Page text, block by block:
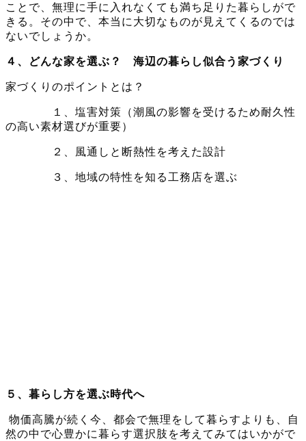
ことで、無理に手に入れなくても満ち足りた暮らしがで
きる。その中で、本当に大切なものが見えてくるのでは
ないでしょうか。
４、どんな家を選ぶ？ 海辺の暮らし似合う家づくり
家づくりのポイントとは？
１、塩害対策（潮風の影響を受けるため耐久性
の高い素材選びが重要）
２、風通しと断熱性を考えた設計
３、地域の特性を知る工務店を選ぶ
５、暮らし方を選ぶ時代へ
物価高騰が続く今、都会で無理をして暮らすよりも、自
然の中で心豊かに暮らす選択肢を考えてみてはいかがで